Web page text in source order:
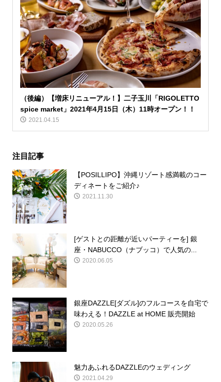
（後編）【増床リニューアル！】二子玉川「RIGOLETTO
spice market」2021年4月15日（木）11時オープン！！
2021.04.15
注目記事
【POSILLIPO】沖縄リゾート感満載のコー
ディネートをご紹介♪
2021.11.30
[ゲストとの距離が近いパーティーを] 銀
座・NABUCCO（ナブッコ）で人気の...
2020.06.05
銀座DAZZLE[ダズル]のフルコースを自宅で
味わえる！DAZZLE at HOME 販売開始
2020.05.26
魅力あふれるDAZZLEのウェディング
2021.04.29